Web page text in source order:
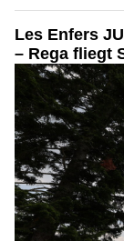
Les Enfers
– Rega fliegt